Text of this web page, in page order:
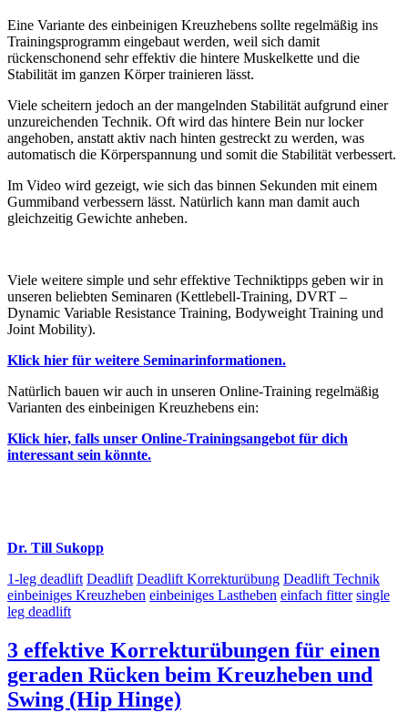
Eine Variante des einbeinigen Kreuzhebens sollte regelmäßig ins
Trainingsprogramm eingebaut werden, weil sich damit
rückenschonend sehr effektiv die hintere Muskelkette und die
Stabilität im ganzen Körper trainieren lässt.
Viele scheitern jedoch an der mangelnden Stabilität aufgrund einer
unzureichenden Technik. Oft wird das hintere Bein nur locker
angehoben, anstatt aktiv nach hinten gestreckt zu werden, was
automatisch die Körperspannung und somit die Stabilität verbessert.
Im Video wird gezeigt, wie sich das binnen Sekunden mit einem
Gummiband verbessern lässt. Natürlich kann man damit auch
gleichzeitig Gewichte anheben.
Viele weitere simple und sehr effektive Techniktipps geben wir in
unseren beliebten Seminaren (Kettlebell-Training, DVRT –
Dynamic Variable Resistance Training, Bodyweight Training und
Joint Mobility).
Klick hier für weitere Seminarinformationen.
Natürlich bauen wir auch in unseren Online-Training regelmäßig
Varianten des einbeinigen Kreuzhebens ein:
Klick hier, falls unser Online-Trainingsangebot für dich
interessant sein könnte.
Dr. Till Sukopp
1-leg deadlift Deadlift Deadlift Korrekturübung Deadlift Technik
einbeiniges Kreuzheben einbeiniges Lastheben einfach fitter single
leg deadlift
3 effektive Korrekturübungen für einen
geraden Rücken beim Kreuzheben und
Swing (Hip Hinge)